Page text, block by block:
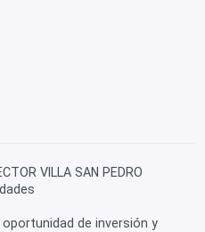
VILLA SAN PEDRO
de inversión y